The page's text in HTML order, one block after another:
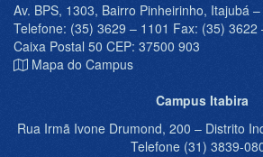
Av. BPS, 1303, Bairro Pinheirinho, Itajubá
Telefone: (35) 3629 – 1101 Fax: (35) 3622
Caixa Postal 50 CEP: 37500 903
Mapa do Campus
Campus Itabira
Rua Irmã Ivone Drumond, 200 – Distrito
Telefone (31) 3839-